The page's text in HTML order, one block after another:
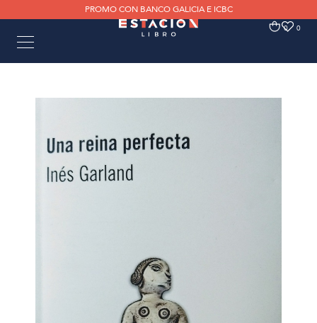
PROMO CON BANCO GALICIA E ICBC
0 0